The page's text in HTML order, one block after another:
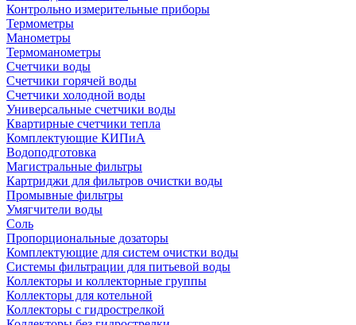
Контрольно измерительные приборы
Термометры
Манометры
Термоманометры
Счетчики воды
Счетчики горячей воды
Счетчики холодной воды
Универсальные счетчики воды
Квартирные счетчики тепла
Комплектующие КИПиА
Водоподготовка
Магистральные фильтры
Картриджи для фильтров очистки воды
Промывные фильтры
Умягчители воды
Соль
Пропорциональные дозаторы
Комплектующие для систем очистки воды
Системы фильтрации для питьевой воды
Коллекторы и коллекторные группы
Коллекторы для котельной
Коллекторы с гидрострелкой